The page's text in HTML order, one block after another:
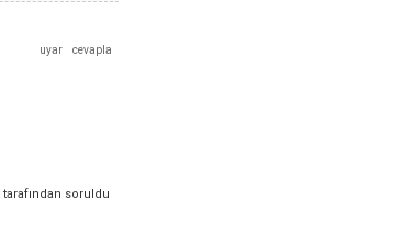
tarafından soruldu